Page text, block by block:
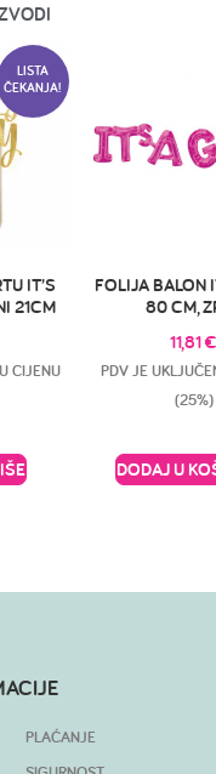
LISTA
ČEKANJA!
IT’S
21CM
CIJENU
FOLIJA BALON
80 CM,
11,81€
PDV JE
(25%)
DODAJ U
PLAĆANJE